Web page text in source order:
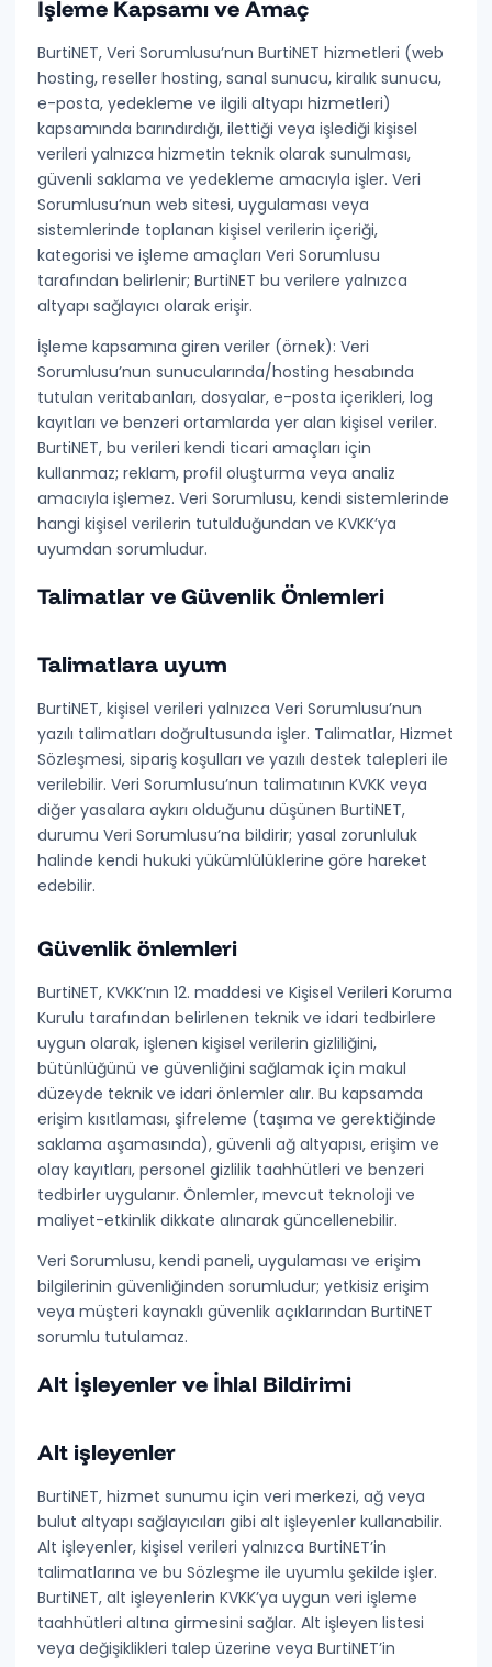
İşleme Kapsamı ve Amaç
BurtiNET, Veri Sorumlusu’nun BurtiNET hizmetleri (web
hosting, reseller hosting, sanal sunucu, kiralık sunucu,
e-posta, yedekleme ve ilgili altyapı hizmetleri)
kapsamında barındırdığı, ilettiği veya işlediğikişisel
verileri yalnızca hizmetin teknik olarak sunulması,
güvenli saklama ve yedekleme amacıyla işler. Veri
Sorumlusu’nun web sitesi, uygulaması veya
sistemlerinde toplanan kişisel verilerin içeriği,
kategorisi ve işleme amaçları Veri Sorumlusu
tarafından belirlenir; BurtiNET bu verilere yalnızca
altyapı sağlayıcı olarak erişir.
İşleme kapsamına giren veriler (örnek): Veri
Sorumlusu’nun sunucularında/hosting hesabında
tutulan veritabanları, dosyalar, e-posta içerikleri, log
kayıtları ve benzeri ortamlarda yer alan kişisel veriler.
BurtiNET, bu verilerikendi ticari amaçları için
kullanmaz; reklam, profil oluşturma veya analiz
amacıyla işlemez. Veri Sorumlusu, kendi sistemlerinde
hangi kişisel verilerin tutulduğundan ve KVKK’ya
uyumdan sorumludur.
Talimatlar ve Güvenlik Önlemleri
Talimatlara uyum
BurtiNET, kişisel verileriyalnızca Veri Sorumlusu’nun
yazılı talimatları doğrultusunda işler. Talimatlar, Hizmet
Sözleşmesi, sipariş koşulları ve yazılı destek talepleri ile
verilebilir. Veri Sorumlusu’nun talimatının KVKK veya
diğer yasalara aykırı olduğunu düşünen BurtiNET,
durumu Veri Sorumlusu’na bildirir; yasal zorunluluk
halinde kendi hukuki yükümlülüklerine göre hareket
edebilir.
Güvenlik önlemleri
BurtiNET, KVKK’nın 12. maddesi ve Kişisel Verileri Koruma
Kurulu tarafından belirlenen teknik ve idari tedbirlere
uygun olarak, işlenen kişisel verileringizliliğini,
bütünlüğünü ve güvenliğini sağlamak için makul
düzeyde teknik ve idari önlemler alır. Bu kapsamda
erişim kısıtlaması, şifreleme (taşıma ve gerektiğinde
saklama aşamasında), güvenli ağ altyapısı, erişim ve
olay kayıtları, personel gizlilik taahhütleri ve benzeri
tedbirler uygulanır. Önlemler, mevcut teknoloji ve
maliyet-etkinlik dikkate alınarak güncellenebilir.
Veri Sorumlusu, kendi paneli, uygulaması ve erişim
bilgilerinin güvenliğinden sorumludur; yetkisiz erişim
veya müşteri kaynaklı güvenlik açıklarından BurtiNET
sorumlu tutulamaz.
Alt İşleyenler ve İhlal Bildirimi
Alt işleyenler
BurtiNET, hizmet sunumu için veri merkezi, ağ veya
bulut altyapı sağlayıcıları gibialt işleyenler kullanabilir.
Alt işleyenler, kişisel verileri yalnızca BurtiNET’in
talimatlarına ve bu Sözleşme ile uyumlu şekilde işler.
BurtiNET, alt işleyenlerin KVKK’ya uygun veri işleme
taahhütleri altına girmesini sağlar. Alt işleyen listesi
veya değişiklikleri talep üzerine veya BurtiNET’in